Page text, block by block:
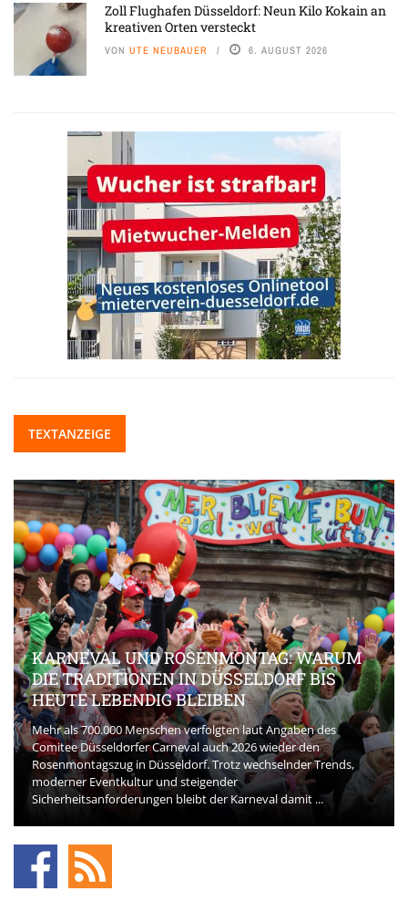
Zoll Flughafen Düsseldorf: Neun Kilo Kokain an
kreativen Orten versteckt
VON UTE NEUBAUER 6. AUGUST 2026
TEXTANZEIGE
KARNEVAL UND ROSENMONTAG: WARUM
DIE TRADITIONEN IN DÜSSELDORF BIS
HEUTE LEBENDIG BLEIBEN
Mehr als 700.000 Menschen verfolgten laut Angaben des
Comitee Düsseldorfer Carneval auch 2026 wieder den
Rosenmontagszug in Düsseldorf. Trotz wechselnder Trends,
moderner Eventkultur und steigender
Sicherheitsanforderungen bleibt der Karneval damit ...